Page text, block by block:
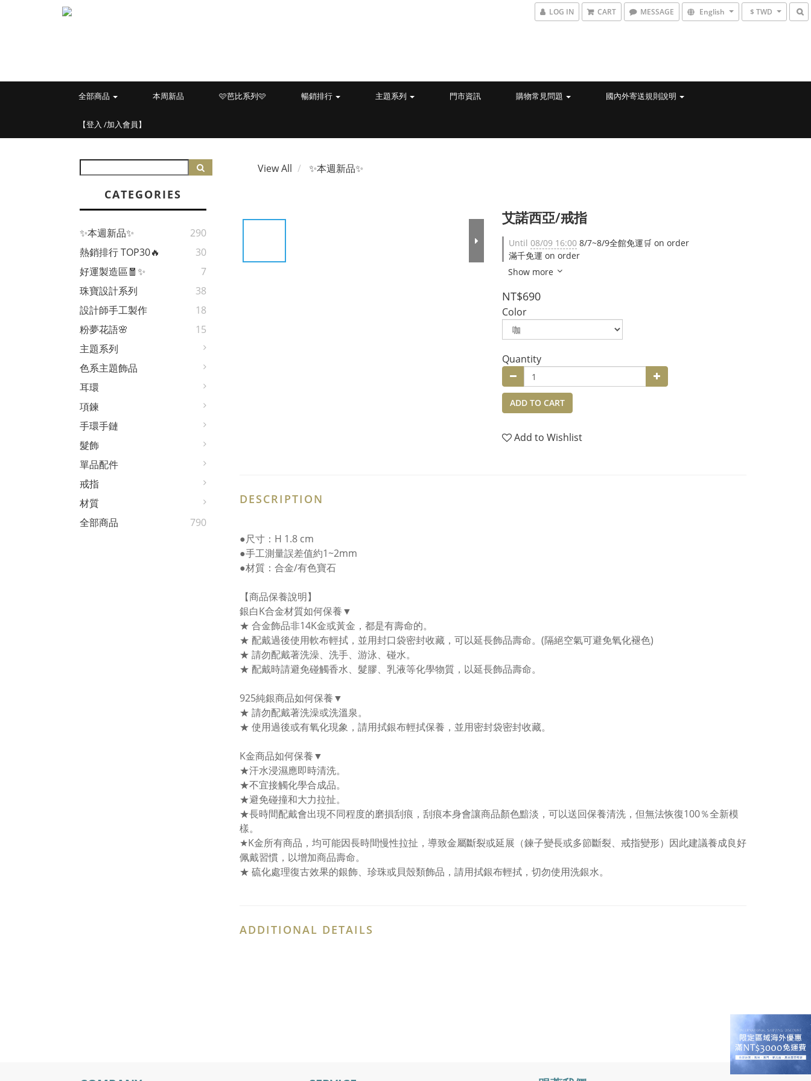
LOG IN CART MESSAGE English $ TWD
全部商品 本周新品 🩷芭比系列🩷 暢銷排行 主題系列 門市資訊 購物常見問題 國內外寄送規則說明
【登入 /加入會員】
CATEGORIES
✨本週新品✨
290
熱銷排行 TOP30🔥
30
好運製造區🧧✨
7
珠寶設計系列
38
設計師手工製作
18
粉夢花語🌸
15
主題系列
色系主題飾品
耳環
項鍊
手環手鏈
髮飾
單品配件
戒指
材質
全部商品
790
View All ✨本週新品✨
艾諾西亞/戒指
Until 08/09 16:00 8/7~8/9全館免運🛒 on order
滿千免運 on order
Show more
NT$690
Color
Quantity
ADD TO CART
Add to Wishlist
DESCRIPTION
●尺寸：H 1.8 cm
●手工測量誤差值約1~2mm
●材質：合金/有色寶石
【商品保養說明】
銀白K合金材質如何保養▼
★ 合金飾品非14K金或黃金，都是有壽命的。
★ 配戴過後使用軟布輕拭，並用封口袋密封收藏，可以延長飾品壽命。(隔絕空氣可避免氧化褪色)
★ 請勿配戴著洗澡、洗手、游泳、碰水。
★ 配戴時請避免碰觸香水、髮膠、乳液等化學物質，以延長飾品壽命。
925純銀商品如何保養▼
★ 請勿配戴著洗澡或洗溫泉。
★ 使用過後或有氧化現象，請用拭銀布輕拭保養，並用密封袋密封收藏。
K金商品如何保養▼
★汗水浸濕應即時清洗。
★不宜接觸化學合成品。
★避免碰撞和大力拉扯。
★長時間配戴會出現不同程度的磨損刮痕，刮痕本身會讓商品顏色黯淡，可以送回保養清洗，但無法恢復100％全新模
樣。
★K金所有商品，均可能因長時間慢性拉扯，導致金屬斷裂或延展（鍊子變長或多節斷裂、戒指變形）因此建議養成良好
佩戴習慣，以增加商品壽命。
★ 硫化處理復古效果的銀飾、珍珠或貝殼類飾品，請用拭銀布輕拭，切勿使用洗銀水。
ADDITIONAL DETAILS